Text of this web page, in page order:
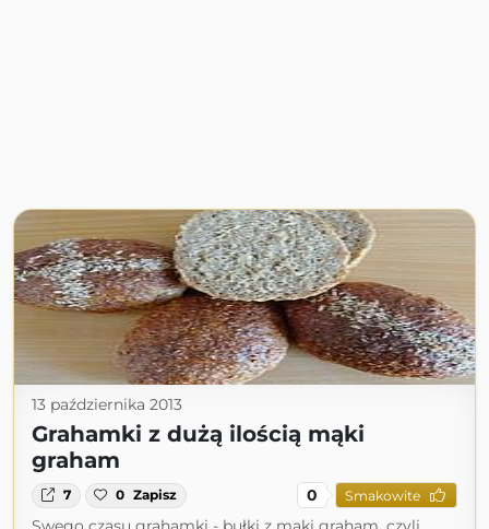
13 października 2013
Grahamki z dużą ilością mąki
graham
7 0 Zapisz 0 Smakowite